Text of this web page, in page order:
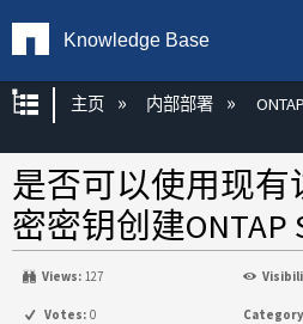
Knowledge Base
扩展/隐缩全局层次
主页 内部部署
是否可以使用现有
密密钥创建ONTAP
Views: 127
Votes: 0